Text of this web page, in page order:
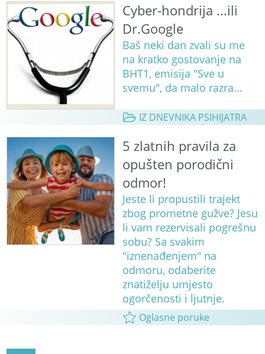
Cyber-hondrija ...ili
Dr.Google
Baš neki dan zvali su me
na kratko gostovanje na
BHT1, emisija "Sve u
svemu", da malo razra...
IZ DNEVNIKA PSIHIJATRA
5 zlatnih pravila za
opušten porodični
odmor!
Jeste li propustili trajekt
zbog prometne gužve? Jesu
li vam rezervisali pogrešnu
sobu? Sa svakim
"iznenađenjem" na
odmoru, odaberite
znatiželju umjesto
ogorčenosti i ljutnje.
Oglasne poruke